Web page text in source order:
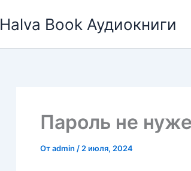
Halva Book Аудиокниги
Пароль не
Отadmin / 2 июля, 2024